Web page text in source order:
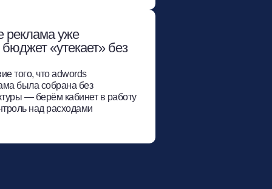
реклама уже
«утекает» без
того, что adwords
была собрана без
— берём кабинет в работу
над расходами